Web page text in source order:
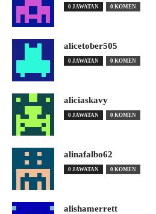
0 JAWATAN 0 KOMEN
alicetober505
0 JAWATAN 0 KOMEN
aliciaskavy
0 JAWATAN 0 KOMEN
alinafalbo62
0 JAWATAN 0 KOMEN
alishamerrett